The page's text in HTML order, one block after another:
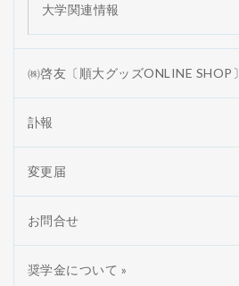
大学関連情報
㈱啓友〔順大グッズONLINE SHOP〕
訃報
変更届
お問合せ
奨学金について »